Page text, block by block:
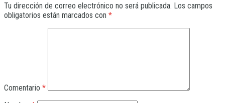
Tu dirección de correo electrónico no será publicada. Los campos
obligatorios están marcados con *
Comentario *